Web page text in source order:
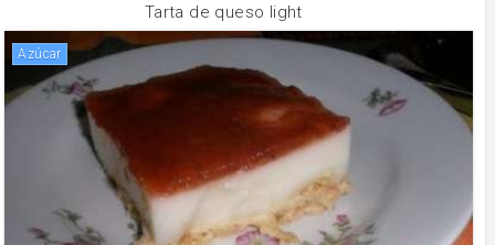
Tarta de queso light
Azúcar